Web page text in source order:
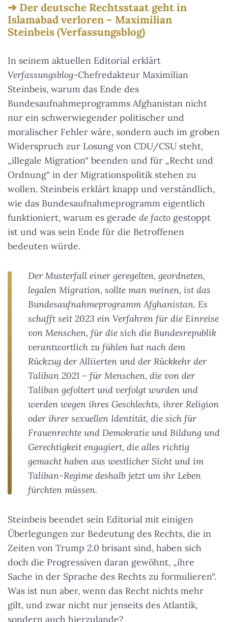
Der deutsche Rechtsstaat geht in
Islamabad verloren – Maximilian
Steinbeis (Verfassungsblog)
In seinem aktuellen Editorial erklärt
Verfassungsblog-Chefredakteur Maximilian
Steinbeis, warum das Ende des
Bundesaufnahmeprogramms Afghanistan nicht
nur ein schwerwiegender politischer und
moralischer Fehler wäre, sondern auch im groben
Widerspruch zur Losung von CDU/CSU steht,
„illegale Migration“ beenden und für „Recht und
Ordnung“ in der Migrationspolitik stehen zu
wollen. Steinbeis erklärt knapp und verständlich,
wie das Bundesaufnahmeprogramm eigentlich
funktioniert, warum es gerade de facto gestoppt
ist und was sein Ende für die Betroffenen
bedeuten würde.
Der Musterfall einer geregelten, geordneten,
legalen Migration, sollte man meinen, ist das
Bundesaufnahmeprogramm Afghanistan. Es
schafft seit 2023 ein Verfahren für die Einreise
von Menschen, für die sich die Bundesrepublik
verantwortlich zu fühlen hat nach dem
Rückzug der Alliierten und der Rückkehr der
Taliban 2021 – für Menschen, die von der
Taliban gefoltert und verfolgt wurden und
werden wegen ihres Geschlechts, ihrer Religion
oder ihrer sexuellen Identität, die sich für
Frauenrechte und Demokratie und Bildung und
Gerechtigkeit engagiert, die alles richtig
gemacht haben aus westlicher Sicht und im
Taliban-Regime deshalb jetzt um ihr Leben
fürchten müssen.
Steinbeis beendet sein Editorial mit einigen
Überlegungen zur Bedeutung des Rechts, die in
Zeiten von Trump 2.0 brisant sind, haben sich
doch die Progressiven daran gewöhnt, „ihre
Sache in der Sprache des Rechts zu formulieren“.
Was ist nun aber, wenn das Recht nichts mehr
gilt, und zwar nicht nur jenseits des Atlantik,
sondern auch hierzulande?